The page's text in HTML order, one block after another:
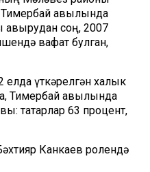
Тимербай авылында
авырудан соң, 2007
вафат булган,
үткәрелгән халык
Тимербай авылында
татарлар 63 процент,
Канкаев ролендә